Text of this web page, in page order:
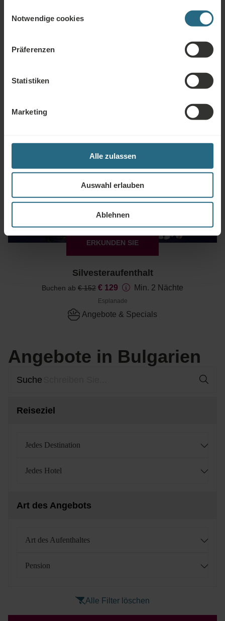
Schaltfläche „Alle aktivieren“ fort.
Notwendige cookies
Präferenzen
Statistiken
Marketing
Alle zulassen
Auswahl erlauben
Ablehnen
Art des Aufenthaltes
Pension
ERKUNDEN SIE
Silvesteraufenthalt
Buchen ab € 152 € 129 Min. 2 Nächte
Esplanade
Angebote & Specials
Angebote in Bulgarien
Suche
Reiseziel
Jedes Destination
Jedes Hotel
Art des Angebots
Art des Aufenthaltes
Pension
Alle Filter löschen